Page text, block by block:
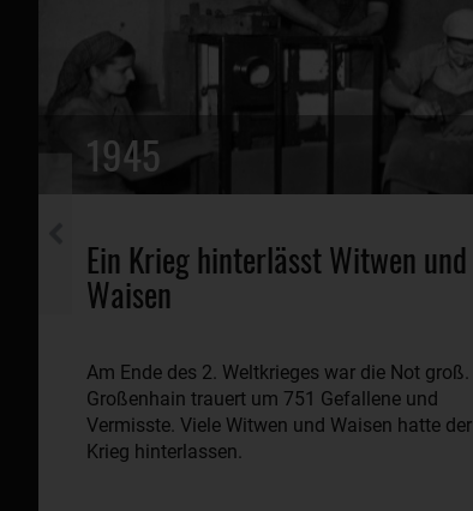
1945
Ein Krieg hinterlässt Witwen und
Waisen
Am Ende des 2. Weltkrieges war die Not groß.
Großenhain trauert um 751 Gefallene und
Vermisste. Viele Witwen und Waisen hatte der
Krieg hinterlassen.